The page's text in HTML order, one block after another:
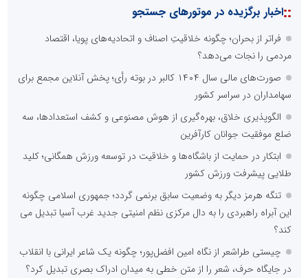
::اخبار برگزیده در موتورهای جستجو
فراتر از بحران؛ چگونه خلاقیتِ اصناف و اتحادیه‌های پویا، اقتصاد
مردمی را نجات می‌دهد؟
صورت‌های مالی سال ۱۴۰۴ کالبر در بوته رأی؛ پخش آنلاین مجمع برای
سهامداران در سراسر کشور
الگوپذیری خلاق، بهره‌گیری از هوش مصنوعی و کشف استعدادها، سه
ضلع موفقیت جوانان کارآفرین
ابتکار در حمایت از باشگاه‌ها و خلاقیت در توسعه ورزش همگانی؛ کلید
طلایی پیشرفت ورزش کشور
تنگه هرمز دیگر به وضعیت سابق برنمی گردد؛ جمهوری اسلامی چگونه
این آبراه راهبردی را به دال مرکزی نظم امنیتی جدید غرب آسیا تبدیل می
کند؟
چیستی طراشعر از نگاه امین افضل‌پور؛ چگونه یک شاعر ایرانی با انقلاب
در جایگاه حرف، شعر را از متن خطی به میدان ادراک بصری تبدیل کرد؟